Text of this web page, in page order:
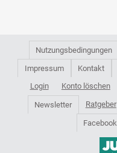
Nutzungsbedingungen
Impressum
Kontakt
Login
Konto löschen
Newsletter Ratgeber
Facebook